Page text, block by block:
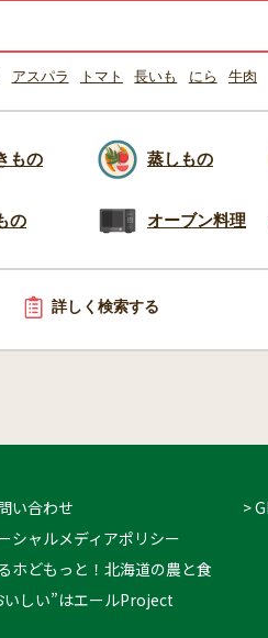
アスパラ トマト 長いも にら 牛肉
もの 蒸しもの
の オーブン料理
詳しく検索する
い合わせ
シャルメディアポリシー
ホどもっと！北海道の農と食
いしい”はエールProject
>